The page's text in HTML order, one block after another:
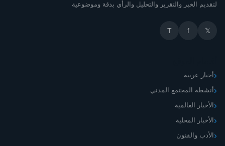
لتقديم الخبر والتقرير والتحليل والرأي بدقة وموضوعية
𝕏
f
T
أخبار عربية
أنشطة المجتمع المدني
الأخبار العالمية
الأخبار المحلية
الأدب والفنون